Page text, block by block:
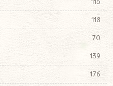
118
70
139
176